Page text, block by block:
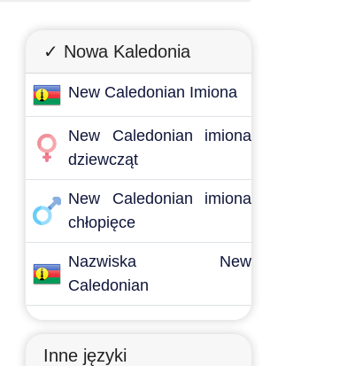
✓ Nowa Kaledonia
New Caledonian Imiona
New Caledonian imiona
dziewcząt
New Caledonian imiona
chłopięce
Nazwiska New
Caledonian
Inne języki